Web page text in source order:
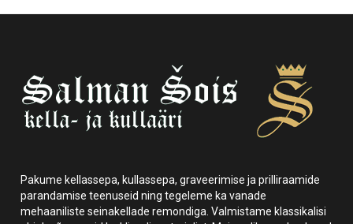
Pakume kellassepa, kullassepa, graveerimise ja prilliraamide
parandamise teenuseid ning tegeleme ka vanade
mehaaniliste seinakellade remondiga. Valmistame klassikalisi